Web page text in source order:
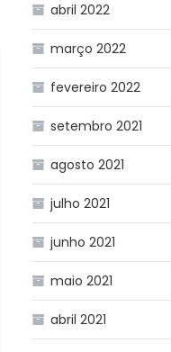
abril 2022
março 2022
fevereiro 2022
setembro 2021
agosto 2021
julho 2021
junho 2021
maio 2021
abril 2021